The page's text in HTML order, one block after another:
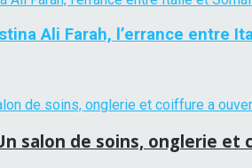
Ali Farah, l’errance entre
salon de soins, onglerie